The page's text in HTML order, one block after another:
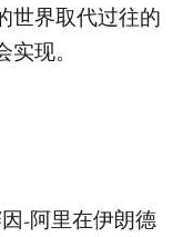
世界取代过往的
现。
-阿里在伊朗德